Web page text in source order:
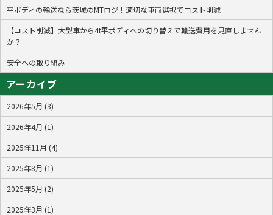
平ボディの輸送なら茨城のMTロジ！適切な車両選択でコスト削減
【コスト削減】大型車から4t平ボディへの切り替えで輸送費用を見直しません
か？
安全への取り組み
アーカイブ
2026年5月 (3)
2026年4月 (1)
2025年11月 (4)
2025年8月 (1)
2025年5月 (2)
2025年3月 (1)